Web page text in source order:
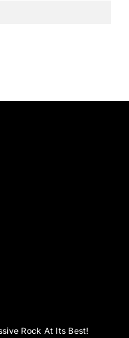
Rock At Its Best!